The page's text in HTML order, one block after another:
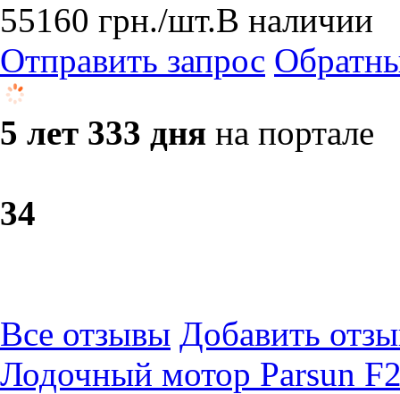
55160 грн./шт.В наличии
Отправить запрос
5 лет 333 дня на портале
34
Все отзывы Добавить
Лодочный мотор Parsun